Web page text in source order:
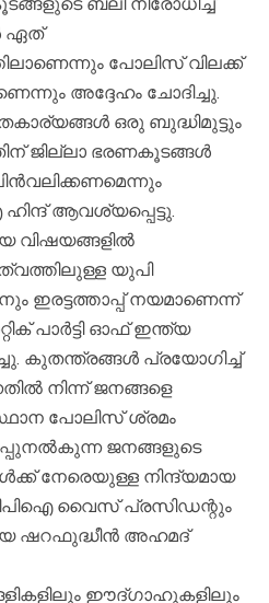
ഏത്
പോലിസ് വിലക്ക്
അദ്ദേഹം ചോദിച്ചു.
ഒരു ബുദ്ധിമുട്ടും
ജില്ലാ ഭരണകൂടങ്ങള്‍
ആവശ്യപ്പെട്ടു.
വിഷയങ്ങളില്‍
യുപി
ഇരട്ടത്താപ്പ് നയമാണെന്ന്
പാര്‍ട്ടി ഓഫ് ഇന്ത്യ
കുതന്ത്രങ്ങള്‍ പ്രയോഗിച്ച്‌
നിന്ന് ജനങ്ങളെ
പോലിസ് ശ്രമം
ജനങ്ങളുടെ
നേരെയുള്ള നിന്ദ്യമായ
വൈസ് പ്രസിഡന്റും
ഷറഫുദ്ധീന്‍ അഹമദ്
ഈദ്ഗാഹുകളിലും